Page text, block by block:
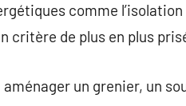
comme
critère de plus en plus
un grenier, un